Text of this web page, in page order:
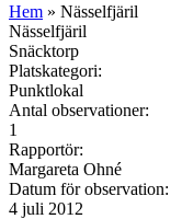
Hem » Nässelfjäril
Nässelfjäril
Snäcktorp
Platskategori:
Punktlokal
Antal observationer:
1
Rapportör:
Margareta Ohné
Datum för observation:
4 juli 2012